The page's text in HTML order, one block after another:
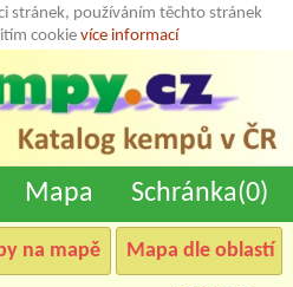
stránek, používáním těchto stránek
cookie více informací
Mapa Schránka(0)
na mapě Mapa dle oblastí